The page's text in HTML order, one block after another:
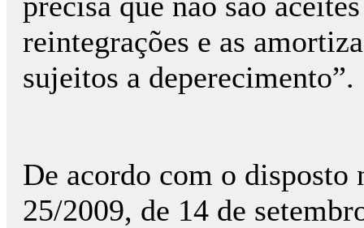
reintegrações e as
sujeitos a deperecimento”.
De acordo com o disposto
25/2009, de 14 de